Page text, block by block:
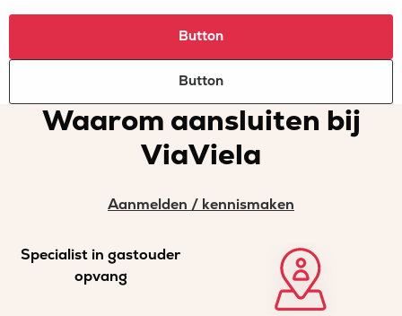
Button
Button
Waarom aansluiten bij
ViaViela
Aanmelden / kennismaken
Specialist in gastouder
opvang